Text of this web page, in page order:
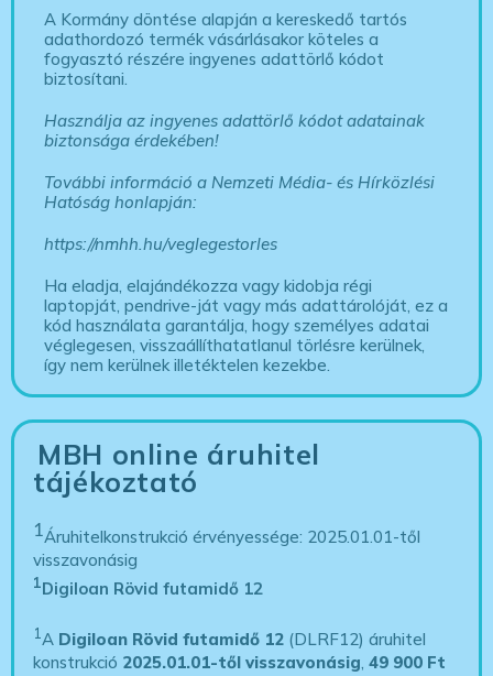
A Kormány döntése alapján a kereskedő tartós
adathordozó termék vásárlásakor köteles a
fogyasztó részére ingyenes adattörlő kódot
biztosítani.
Használja az ingyenes adattörlő kódot adatainak
biztonsága érdekében!
További információ a Nemzeti Média- és Hírközlési
Hatóság honlapján:
https://nmhh.hu/veglegestorles
Ha eladja, elajándékozza vagy kidobja régi
laptopját, pendrive-ját vagy más adattárolóját, ez a
kód használata garantálja, hogy személyes adatai
véglegesen, visszaállíthatatlanul törlésre kerülnek,
így nem kerülnek illetéktelen kezekbe.
MBH online áruhitel
tájékoztató
1Áruhitelkonstrukció érvényessége: 2025.01.01-től
visszavonásig
1Digiloan Rövid futamidő 12
1A Digiloan Rövid futamidő 12 (DLRF12) áruhitel
konstrukció 2025.01.01-től visszavonásig,49 900 Ft